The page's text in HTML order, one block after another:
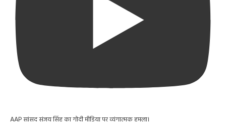
AAP सांसद संजय सिंह का गोदी मीडिया पर व्यंगात्मक हमला।